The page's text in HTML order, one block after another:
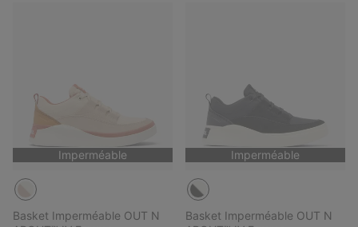
Imperméable
Basket Imperméable OUT N
Imperméable
Basket Imperméable OUT N